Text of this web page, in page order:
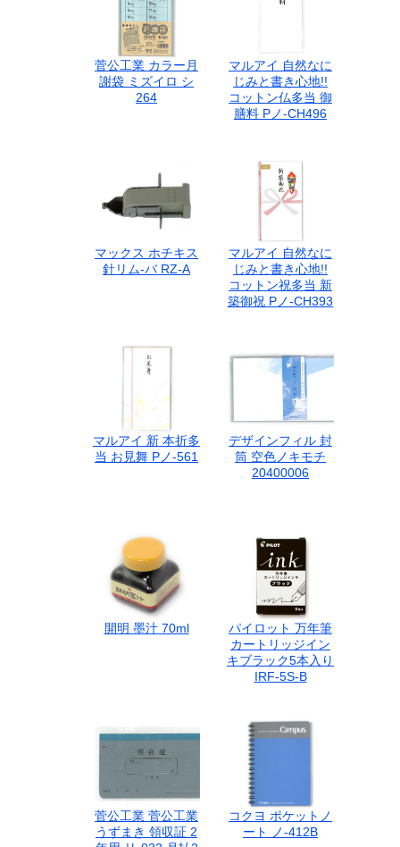
菅公工業 カラー月
謝袋 ミズイロ シ
264
マルアイ 自然なに
じみと書き心地!!
コットン仏多当 御
膳料 Pノ-CH496
マックス ホチキス
針リム-バ RZ-A
マルアイ 自然なに
じみと書き心地!!
コットン祝多当 新
築御祝 Pノ-CH393
マルアイ 新 本折多
当 お見舞 Pノ-561
デザインフィル 封
筒 空色ノキモチ
20400006
開明 墨汁 70ml
パイロット 万年筆
カートリッジイン
キブラック5本入り
IRF-5S-B
菅公工業 菅公工業
うずまき 領収証 2
コクヨ ポケットノ
ート ノ-412B